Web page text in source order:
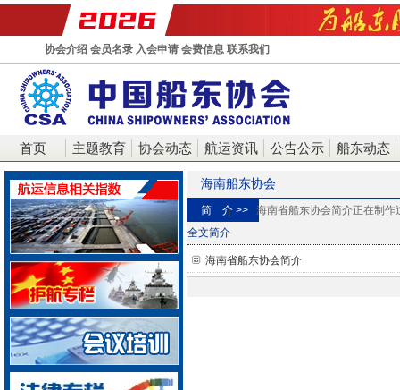
协会介绍 会员名录 入会申请 会费信息 联系我们
首页 主题教育 协会动态 航运资讯 公告公示 船东动态
海南船东协会
简 介 >>
海南省船东协会简介正在制
全文简介
海南省船东协会简介